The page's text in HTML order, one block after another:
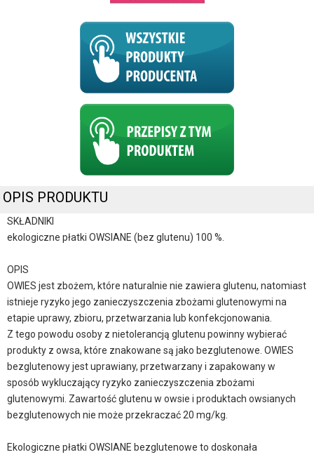
OPIS PRODUKTU
SKŁADNIKI
ekologiczne płatki OWSIANE (bez glutenu) 100 %.
OPIS
OWIES jest zbożem, które naturalnie nie zawiera glutenu, natomiast
istnieje ryzyko jego zanieczyszczenia zbożami glutenowymi na
etapie uprawy, zbioru, przetwarzania lub konfekcjonowania.
Z tego powodu osoby z nietolerancją glutenu powinny wybierać
produkty z owsa, które znakowane są jako bezglutenowe. OWIES
bezglutenowy jest uprawiany, przetwarzany i zapakowany w
sposób wykluczający ryzyko zanieczyszczenia zbożami
glutenowymi. Zawartość glutenu w owsie i produktach owsianych
bezglutenowych nie może przekraczać 20 mg/kg.
Ekologiczne płatki OWSIANE bezglutenowe to doskonała